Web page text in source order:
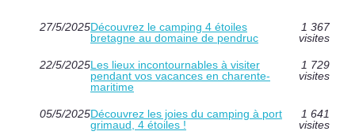
27/5/2025Découvrez le camping 4 étoiles
bretagne au domaine de pendruc
1 367
visites
22/5/2025Les lieux incontournables à visiter
pendant vos vacances en charente-
maritime
1 729
visites
05/5/2025Découvrez les joies du camping à port
grimaud, 4 étoiles !
1 641
visites